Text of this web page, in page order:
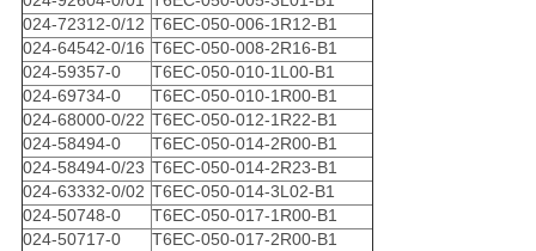
024-72312-0/12 T6EC-050-006-1R12-B1
024-64542-0/16 T6EC-050-008-2R16-B1
024-59357-0
T6EC-050-010-1L00-B1
024-69734-0
T6EC-050-010-1R00-B1
024-68000-0/22 T6EC-050-012-1R22-B1
024-58494-0
T6EC-050-014-2R00-B1
024-58494-0/23 T6EC-050-014-2R23-B1
024-63332-0/02 T6EC-050-014-3L02-B1
024-50748-0
T6EC-050-017-1R00-B1
024-50717-0
T6EC-050-017-2R00-B1